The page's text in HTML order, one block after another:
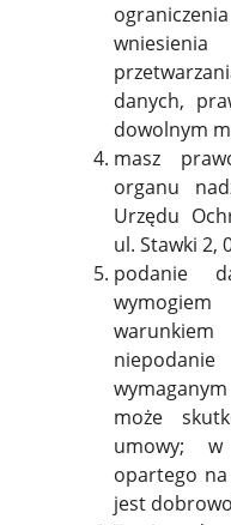
danych,
dowolnym
masz
organu
Urzędu
ul. Stawki 2,
podanie
może
umowy; w
opartego
jest